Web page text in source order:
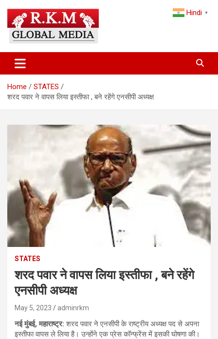
content
Latest Hindi News & Breaking
News – RKM Global Media
and the World
Home
STATES
शरद पवार ने वापस लिया इस्तीफा , बने रहेंगे एनसीपी अध्यक्ष
STATES
शरद पवार ने वापस लिया इस्तीफा , बने रहेंगे
एनसीपी अध्यक्ष
May 5, 2023 adminrkm
नई मुंबई, महाराष्ट्र: शरद पवार ने एनसीपी के राष्ट्रीय अध्यक्ष पद से अपना
इस्तीफा वापस ले लिया है। उन्होंने एक प्रेस कॉन्फ्रेंस में इसकी घोषणा की।
Hindi ▼